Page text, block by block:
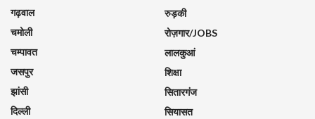
गढ़वाल
चमोली
चम्पावत
जसपुर
झांसी
दिल्ली
रुड़की
रोज़गार/JOBS
लालकुआं
शिक्षा
सितारगंज
सियासत